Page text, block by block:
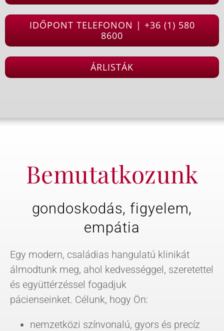
IDŐPONT TELEFONON | +36 (1) 580
8600
ÁRLISTÁK
Bemutatkozunk
gondoskodás, figyelem,
empátia
Egy modern, családias hangulatú klinikát
álmodtunk meg, ahol kedvességgel, szeretettel
és együttérzéssel fogadjuk
pácienseinket. Célunk, hogy Ön:
nemzetközi színvonalú, gyors és precíz